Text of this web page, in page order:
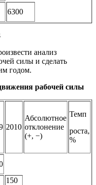
6300
анализ
силы и сделать
годом.
рабочей силы
2010
Абсолютное
отклонение
(+, −)
Темп
роста,
%
150